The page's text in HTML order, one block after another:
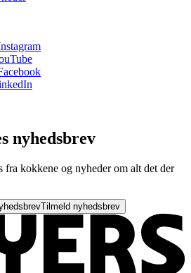
nyhedsbrev
fra kokkene og nyheder om alt det der
Tilmeld nyhedsbrev